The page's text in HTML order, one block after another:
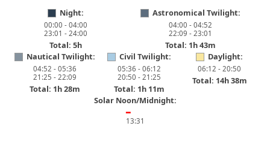
Night:
00:00 - 04:00
23:01 - 24:00
Total: 5h
Astronomical Twilight:
04:00 - 04:52
22:09 - 23:01
Total: 1h 43m
Nautical Twilight:
04:52 - 05:36
21:25 - 22:09
Total: 1h 28m
Civil Twilight:
05:36 - 06:12
20:50 - 21:25
Total: 1h 11m
Daylight:
06:12 - 20:50
Total: 14h 38m
Solar Noon/Midnight:
━
13:31